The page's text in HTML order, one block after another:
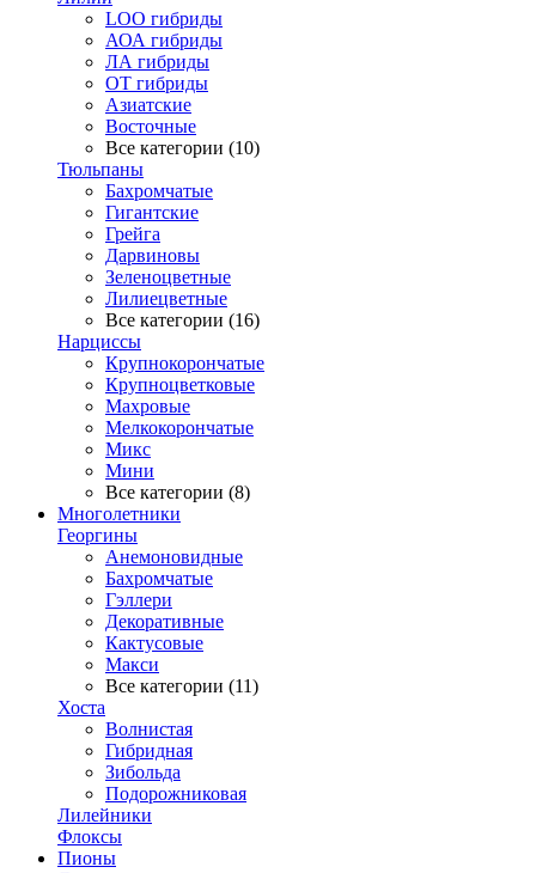
LOO гибриды
АОА гибриды
ЛА гибриды
ОТ гибриды
Азиатские
Восточные
Все категории (10)
Тюльпаны
Бахромчатые
Гигантские
Грейга
Дарвиновы
Зеленоцветные
Лилиецветные
Все категории (16)
Нарциссы
Крупнокорончатые
Крупноцветковые
Махровые
Мелкокорончатые
Микс
Мини
Все категории (8)
Многолетники
Георгины
Анемоновидные
Бахромчатые
Гэллери
Декоративные
Кактусовые
Макси
Все категории (11)
Хоста
Волнистая
Гибридная
Зибольда
Подорожниковая
Лилейники
Флоксы
Пионы